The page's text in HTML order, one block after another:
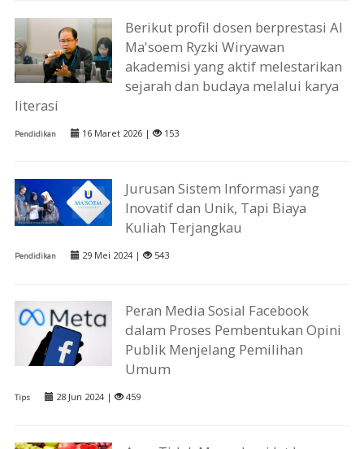
Berikut profil dosen berprestasi Al
Ma'soem Ryzki Wiryawan
akademisi yang aktif melestarikan
sejarah dan budaya melalui karya
literasi
Pendidikan 16 Maret 2026 | 153
Jurusan Sistem Informasi yang
Inovatif dan Unik, Tapi Biaya
Kuliah Terjangkau
Pendidikan 29 Mei 2024 | 543
Peran Media Sosial Facebook
dalam Proses Pembentukan Opini
Publik Menjelang Pemilihan
Umum
Tips 28 Jun 2024 | 459